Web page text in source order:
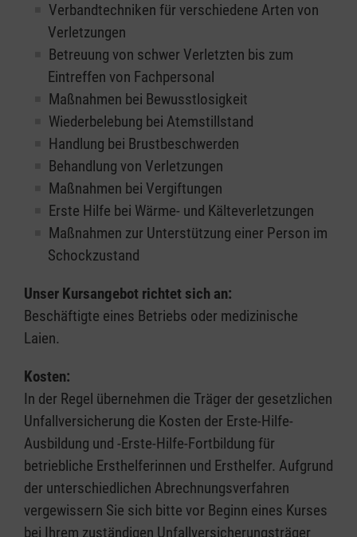
Verbandtechniken für verschiedene Arten von
Verletzungen
Betreuung von schwer Verletzten bis zum
Eintreffen von Fachpersonal
Maßnahmen bei Bewusstlosigkeit
Wiederbelebung bei Atemstillstand
Handlung bei Brustbeschwerden
Behandlung von Verletzungen
Maßnahmen bei Vergiftungen
Erste Hilfe bei Wärme- und Kälteverletzungen
Maßnahmen zur Unterstützung einer Person im
Schockzustand
Unser Kursangebot richtet sich an:
Beschäftigte eines Betriebs oder medizinische
Laien.
Kosten:
In der Regel übernehmen die Träger der gesetzlichen
Unfallversicherung die Kosten der Erste-Hilfe-
Ausbildung und -Erste-Hilfe-Fortbildung für
betriebliche Ersthelferinnen und Ersthelfer. Aufgrund
der unterschiedlichen Abrechnungsverfahren
vergewissern Sie sich bitte vor Beginn eines Kurses
bei Ihrem zuständigen Unfallversicherungsträger